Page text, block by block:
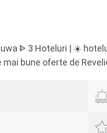
ᐈ 3 Hoteluri | ☀️
mai bune oferte de